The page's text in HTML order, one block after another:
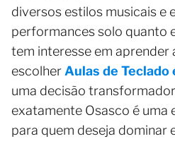
diversos estilos musicais e
performances solo quanto
tem interesse em aprender
escolher Aulas de Teclado
uma decisão
exatamente Osasco é uma
para quem deseja dominar